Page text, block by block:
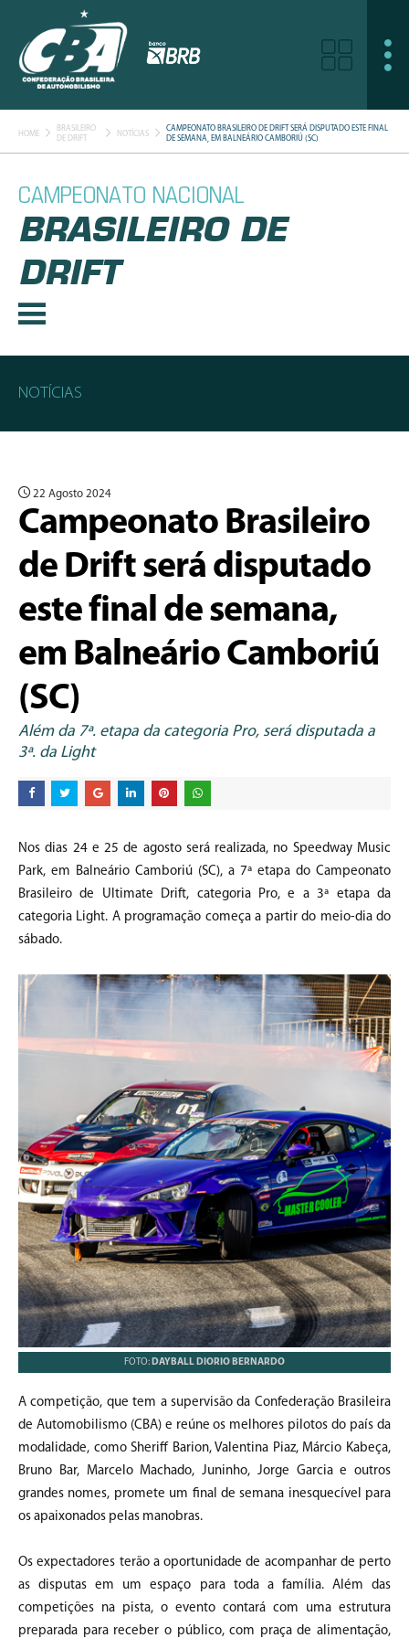
HOME
BRASILEIRO
DE DRIFT
NOTÍCIAS
CAMPEONATO BRASILEIRO DE DRIFT SERÁ DISPUTADO ESTE FINAL
DE SEMANA, EM BALNEÁRIO CAMBORIÚ (SC)
CAMPEONATO NACIONAL
BRASILEIRO DE
DRIFT
NOTÍCIAS
22 Agosto 2024
Campeonato Brasileiro
de Drift será disputado
este final de semana,
em Balneário Camboriú
(SC)
Além da 7ª. etapa da categoria Pro, será disputada a
3ª. da Light
Nos dias 24 e 25 de agosto será realizada, no Speedway Music
Park, em Balneário Camboriú (SC), a 7ª etapa do Campeonato
Brasileiro de Ultimate Drift, categoria Pro, e a 3ª etapa da
categoria Light. A programação começa a partir do meio-dia do
sábado.
FOTO: DAYBALL DIORIO BERNARDO
A competição, que tem a supervisão da Confederação Brasileira
de Automobilismo (CBA) e reúne os melhores pilotos do país da
modalidade, como Sheriff Barion, Valentina Piaz, Márcio Kabeça,
Bruno Bar, Marcelo Machado, Juninho, Jorge Garcia e outros
grandes nomes, promete um final de semana inesquecível para
os apaixonados pelas manobras.
Os expectadores terão a oportunidade de acompanhar de perto
as disputas em um espaço para toda a família. Além das
competições na pista, o evento contará com uma estrutura
preparada para receber o público, com praça de alimentação,